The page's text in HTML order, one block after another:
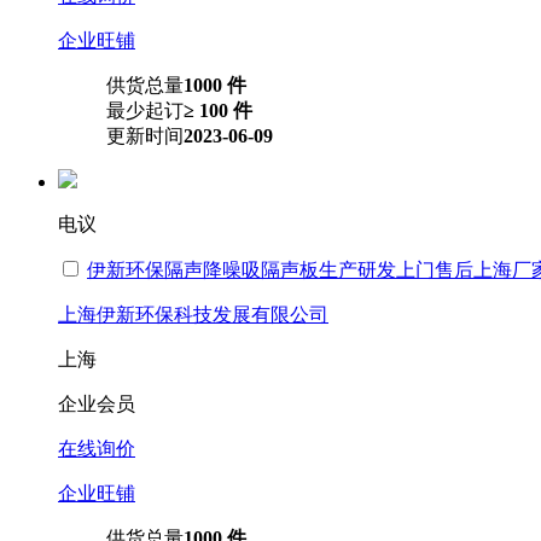
企业旺铺
供货总量1000 件
最少起订≥ 100 件
更新时间2023-06-09
电议
伊新环保隔声降噪吸隔声板生产研发上门售后上海厂
上海伊新环保科技发展有限公司
上海
企业会员
在线询价
企业旺铺